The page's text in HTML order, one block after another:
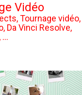
Vidéo
Tournage vidéo,
Da Vinci Resolve,